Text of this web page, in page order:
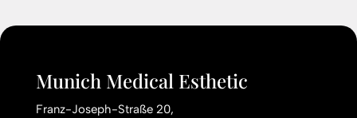
Munich Medical Esthetic
Franz-Joseph-Straße 20,